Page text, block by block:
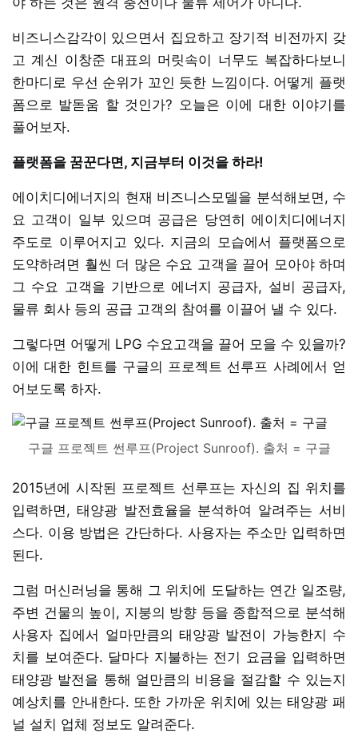
비즈니스감각이 있으면서 집요하고 장기적 비전까지 갖
고 계신 이창준 대표의 머릿속이 너무도 복잡하다보니
한마디로 우선 순위가 꼬인 듯한 느낌이다. 어떻게 플랫
폼으로 발돋움 할 것인가? 오늘은 이에 대한 이야기를
풀어보자.
플랫폼을 꿈꾼다면, 지금부터 이것을 하라!
에이치디에너지의 현재 비즈니스모델을 분석해보면, 수
요 고객이 일부 있으며 공급은 당연히 에이치디에너지
주도로 이루어지고 있다. 지금의 모습에서 플랫폼으로
도약하려면 훨씬 더 많은 수요 고객을 끌어 모아야 하며
그 수요 고객을 기반으로 에너지 공급자, 설비 공급자,
물류 회사 등의 공급 고객의 참여를 이끌어 낼 수 있다.
그렇다면 어떻게 LPG 수요고객을 끌어 모을 수 있을까?
이에 대한 힌트를 구글의 프로젝트 선루프 사례에서 얻
어보도록 하자.
구글 프로젝트 썬루프(Project Sunroof). 출처 = 구글
2015년에 시작된 프로젝트 선루프는 자신의 집 위치를
입력하면, 태양광 발전효율을 분석하여 알려주는 서비
스다. 이용 방법은 간단하다. 사용자는 주소만 입력하면
된다.
그럼 머신러닝을 통해 그 위치에 도달하는 연간 일조량,
주변 건물의 높이, 지붕의 방향 등을 종합적으로 분석해
사용자 집에서 얼마만큼의 태양광 발전이 가능한지 수
치를 보여준다. 달마다 지불하는 전기 요금을 입력하면
태양광 발전을 통해 얼만큼의 비용을 절감할 수 있는지
예상치를 안내한다. 또한 가까운 위치에 있는 태양광 패
널 설치 업체 정보도 알려준다.